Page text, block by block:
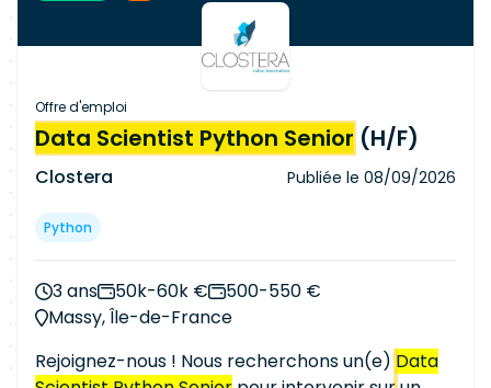
Offre d'emploi
Data Scientist Python Senior (H/F)
Clostera Publiée le 08/09/2026
Python
3 ans 50k-60k €
500-550 €
Massy, Île-de-France
Rejoignez-nous ! Nous recherchons un(e) Data